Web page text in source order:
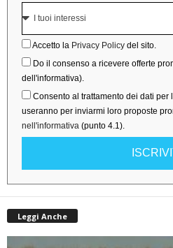
Accetto la Privacy Policy del sito.
Do il consenso a ricevere offerte
dell'informativa).
Consento al trattamento dei dati per
useranno per inviarmi loro proposte
nell'informativa (punto 4.1).
Leggi Anche